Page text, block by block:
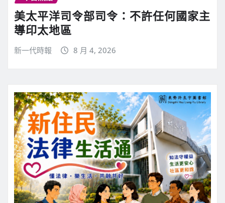
美太平洋司令部司令：不許任何國家主
導印太地區
新一代時報 8 月 4, 2026